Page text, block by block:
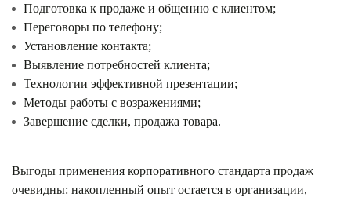
Подготовка к продаже и общению с клиентом;
Переговоры по телефону;
Установление контакта;
Выявление потребностей клиента;
Технологии эффективной презентации;
Методы работы с возражениями;
Завершение сделки, продажа товара.
Выгоды применения корпоративного стандарта продаж
очевидны: накопленный опыт остается в организации,